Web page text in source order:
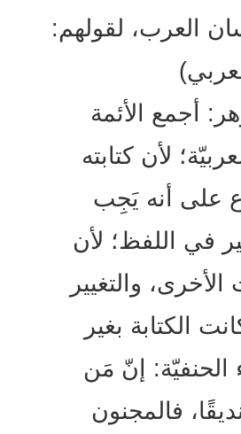
العرب، لقولهم:
أجمع الأئمة
لأن كتابته
على أنه يَجِب
في اللفظ؛ لأن
والتغيير
الكتابة بغير
الحنفيّة: إنّ مَن
فالمجنون